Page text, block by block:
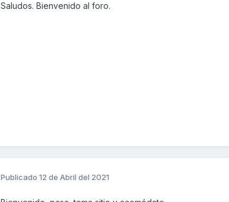
Saludos. Bienvenido al foro.
Publicado 12 de Abril del 2021